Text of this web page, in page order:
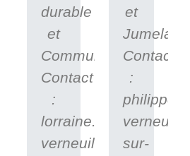
durable
et
Communication.
Contact
:
verneuil-
et
Contact
:
verneuil-
sur-